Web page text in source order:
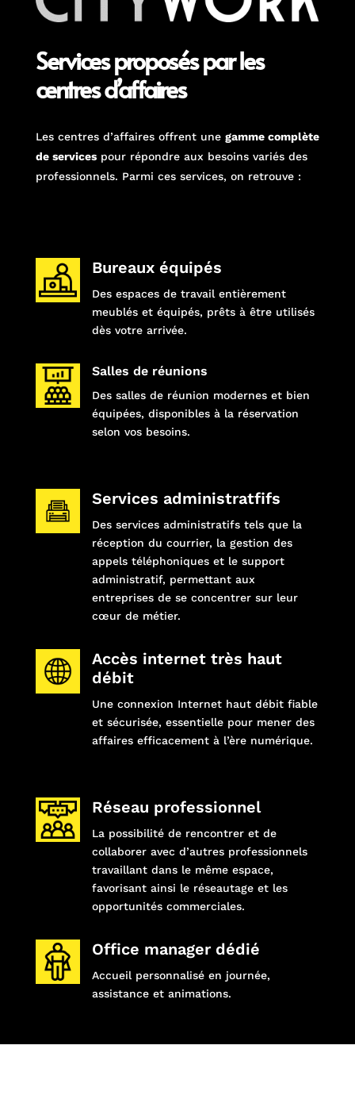
Services proposés par les
centres d’affaires
Les centres d’affaires offrent une gamme complète
de servicespour répondre aux besoins variés des
professionnels. Parmi ces services, on retrouve :
Bureaux équipés
Des espaces de travail entièrement
meublés et équipés, prêts à être utilisés
dès votre arrivée.
Salles de réunions
Des salles de réunion modernes et bien
équipées, disponibles à la réservation
selon vos besoins.
Services administratfifs
Des services administratifs tels que la
réception du courrier, la gestion des
appels téléphoniques et le support
administratif, permettant aux
entreprises de se concentrer sur leur
cœur de métier.
Accès internet très haut
débit
Une connexion Internet haut débit fiable
et sécurisée, essentielle pour mener des
affaires efficacement à l’ère numérique.
Réseau professionnel
La possibilité de rencontrer et de
collaborer avec d’autres professionnels
travaillant dans le même espace,
favorisant ainsi le réseautage et les
opportunités commerciales.
Office manager dédié
Accueil personnalisé en journée,
assistance et animations.